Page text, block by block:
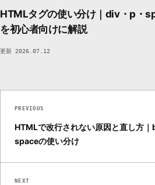
HTMLタグの使い分け｜div・p・
を初心者向けに解説
更新 2026.07.12
PREVIOUS
HTMLで改行されない原因と直し方
spaceの使い分け
NEXT